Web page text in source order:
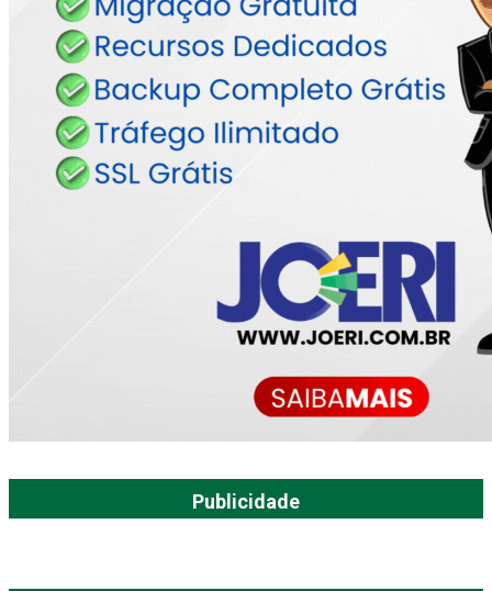
Publicidade